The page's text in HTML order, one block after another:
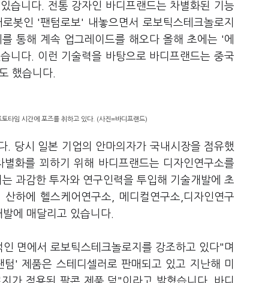
습니다. 전통 강자인 바디프랜드는 차별화된 기능
봇인 '팬텀로보' 내놓으면서 로보틱스테크놀로지
통해 계속 업그레이드를 해오다 올해 초에는 '에
니다. 이런 기술력을 바탕으로 바디프랜드는 중국
했습니다.
타임 시간에 포즈를 취하고 있다. (사진=바디프랜드)
. 당시 일본 기업의 안마의자가 국내시장을 점유했
화를 꾀하기 위해 바디프랜드는 디자인연구소를
과감한 투자와 연구인력을 투입해 기술개발에 초
하에 헬스케어연구소, 메디컬연구소,디자인연구
에 매달리고 있습니다.
면에서 로보틱스테크놀로지를 강조하고 있다"며
' 제품은 스테디셀러로 판매되고 있고 지난해 미